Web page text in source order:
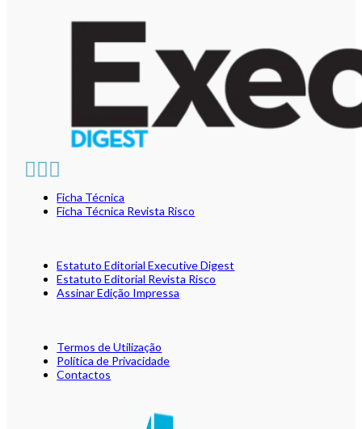
Ficha Técnica
Ficha Técnica Revista Risco
Estatuto Editorial Executive Digest
Estatuto Editorial Revista Risco
Assinar Edição Impressa
Termos de Utilização
Política de Privacidade
Contactos